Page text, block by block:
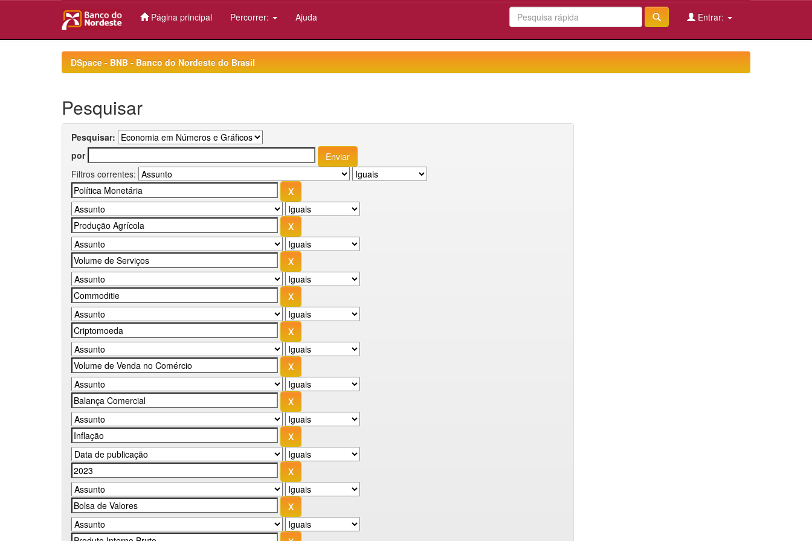
Página principal Percorrer: Ajuda Entrar:
DSpace - BNB - Banco do Nordeste do Brasil
Pesquisar
Pesquisar:
por
Filtros correntes: